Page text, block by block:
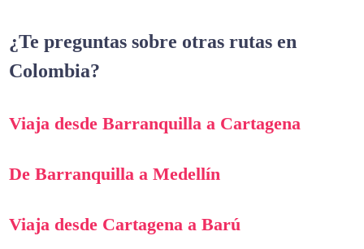
¿Te preguntas sobre otras rutas en
Colombia?
Viaja desde Barranquilla a Cartagena
De Barranquilla a Medellín
Viaja desde Cartagena a Barú